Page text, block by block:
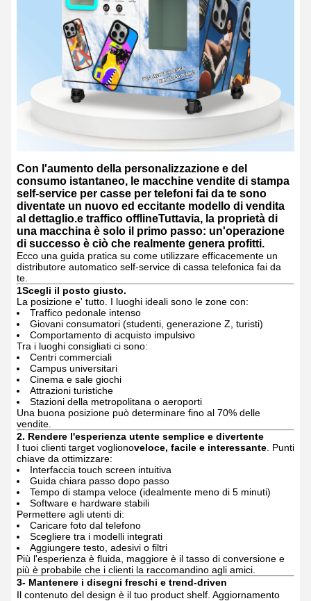
Con l'aumento della personalizzazione e del
consumo istantaneo, le macchine vendite di stampa
self-service per casse per telefoni fai da te sono
diventate un nuovo ed eccitante modello di vendita
al dettaglio.e traffico offlineTuttavia, la proprietà di
una macchina è solo il primo passo: un'operazione
di successo è ciò che realmente genera profitti.
Ecco una guida pratica su come utilizzare efficacemente un
distributore automatico self-service di cassa telefonica fai da
te.
1Scegli il posto giusto.
La posizione e' tutto. I luoghi ideali sono le zone con:
Traffico pedonale intenso
Giovani consumatori (studenti, generazione Z, turisti)
Comportamento di acquisto impulsivo
Tra i luoghi consigliati ci sono:
Centri commerciali
Campus universitari
Cinema e sale giochi
Attrazioni turistiche
Stazioni della metropolitana o aeroporti
Una buona posizione può determinare fino al 70% delle
vendite.
2. Rendere l'esperienza utente semplice e divertente
I tuoi clienti target voglionoveloce, facile e interessante Punti
chiave da ottimizzare:
Interfaccia touch screen intuitiva
Guida chiara passo dopo passo
Tempo di stampa veloce (idealmente meno di 5 minuti)
Software e hardware stabili
Permettere agli utenti di:
Caricare foto dal telefono
Scegliere tra i modelli integrati
Aggiungere testo, adesivi o filtri
Più l'esperienza è fluida, maggiore è il tasso di conversione e
più è probabile che i clienti la raccomandino agli amici.
3- Mantenere i disegni freschi e trend-driven
Il contenuto del design è il tuo product shelf. Aggiornamento